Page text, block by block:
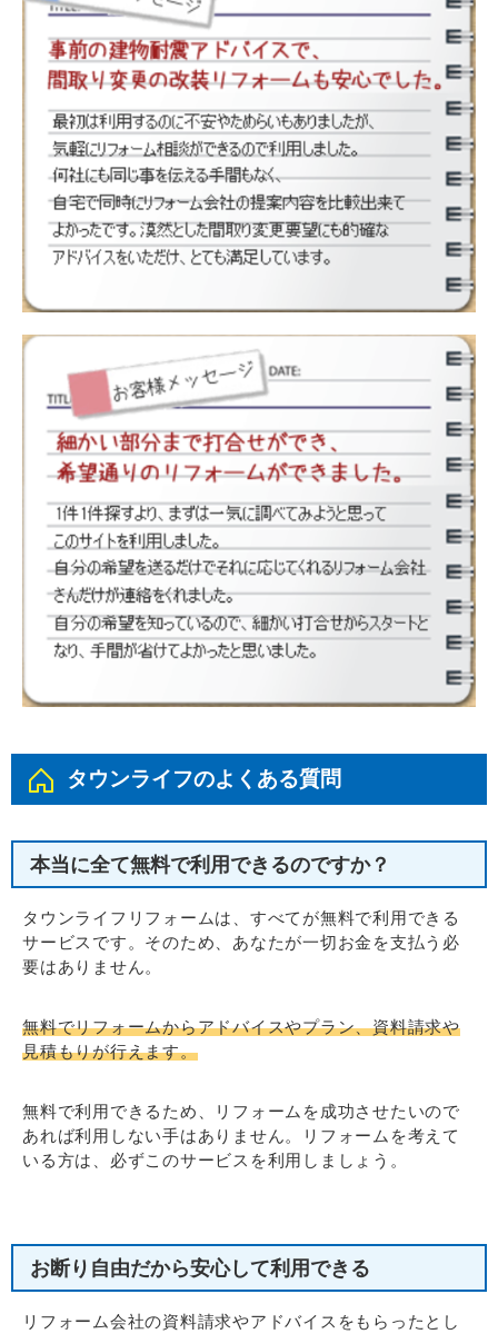
タウンライフのよくある質問
本当に全て無料で利用できるのですか？
タウンライフリフォームは、すべてが無料で利用できる
サービスです。そのため、あなたが一切お金を支払う必
要はありません。
無料でリフォームからアドバイスやプラン、資料請求や
見積もりが行えます。
無料で利用できるため、リフォームを成功させたいので
あれば利用しない手はありません。リフォームを考えて
いる方は、必ずこのサービスを利用しましょう。
お断り自由だから安心して利用できる
リフォーム会社の資料請求やアドバイスをもらったとし